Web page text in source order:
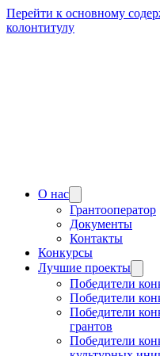
Перейти к основному
колонтитулу
О нас
Грантооператор
Документы
Контакты
Конкурсы
Лучшие проекты
Победители
Победители
Победители
грантов
Победители